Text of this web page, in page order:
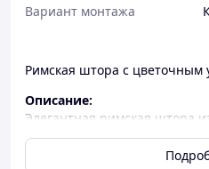
Вариант монтажа
Римская штора с цветочным
Описание:
Элегантная римская штора
нежным цветочным узором
практичное решение для